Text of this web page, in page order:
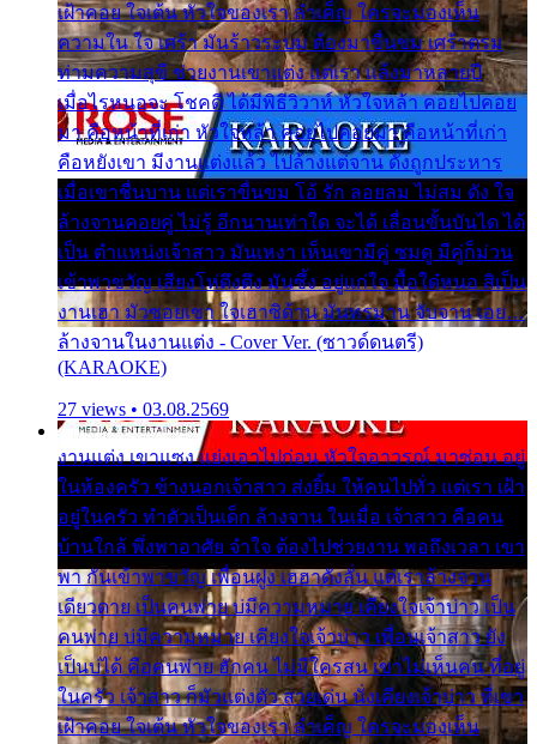
เฝ้าคอย ใจเต้น หัวใจของเรา ลำเค็ญ ใครจะมองเห็น
ความใน ใจ เศร้า มันร้าวระบม ต้องมาขื่นขม เศร้าตรม
ท่ามความสุขี ช่วยงานเขาแต่ง แต่เรา แล้งมาหลายปี
เมื่อไรหนอจะ โชคดี ได้มีพิธีวิวาห์ หัวใจหล้า คอยไปคอย
มา คือหน้าที่เก่า หัวใจหล้า คอยไปคอยมา คือหน้าที่เก่า
คือหยังเขา มีงานแต่งแล้ว ไปล้างแต่จาน ดั่งถูกประหาร
เมื่อเขาชื่นบาน แต่เราขื่นขม โอ้ รัก ลอยลม ไม่สม ดัง ใจ
ล้างจานคอยคู่ ไม่รู้ อีกนานเท่าใด จะได้ เลื่อนขั้นบันได ได้
เป็น ตำแหน่งเจ้าสาว มันเหงา เห็นเขามีคู่ ซมดู มีคู่ก็ม่วน
เข้าพาขวัญ เสียงโห่ตึงตึง มันซึ้ง อยู่แก่ใจ มื้อใด๋หนอ สิเป็น
งานเฮา มัวซอยเขา ใจเฮาซิด้าน มันทรมาน จับจาน เอย…
ล้างจานในงานแต่ง - Cover Ver. (ซาวด์ดนตรี)
(KARAOKE)
27 views • 03.08.2569
งานแต่ง เขาแซง แย่งเอาไปก่อน หัวใจอาวรณ์ มาซ่อน อยู่
ในห้องครัว ข้างนอกเจ้าสาว ส่งยิ้ม ให้คนไปทั่ว แต่เรา เฝ้า
อยู่ในครัว ทำตัวเป็นเด็ก ล้างจาน ในเมื่อ เจ้าสาว คือคน
บ้านใกล้ พึ่งพาอาศัย จำใจ ต้องไปช่วยงาน พอถึงเวลา เขา
พา กันเข้าพาขวัญ เพื่อนฝูง เฮฮาดังลั่น แต่เราล้างจาน
เดียวดาย เป็นคนพ่าย บ่มีความหมาย เคียงใจเจ้าบ่าว เป็น
คนพ่าย บ่มีความหมาย เคียงใจเจ้าบ่าว เพื่อนเจ้าสาว ยัง
เป็นบ่ได้ คือคนพ่าย ฮักคน ไม่มีใครสน เขาไม่เห็นคน ที่อยู่
ในครัว เจ้าสาว ก็มัวแต่งตัว สวยเด่น นั่งเคียงเจ้าบ่าว ที่เขา
เฝ้าคอย ใจเต้น หัวใจของเรา ลำเค็ญ ใครจะมองเห็น